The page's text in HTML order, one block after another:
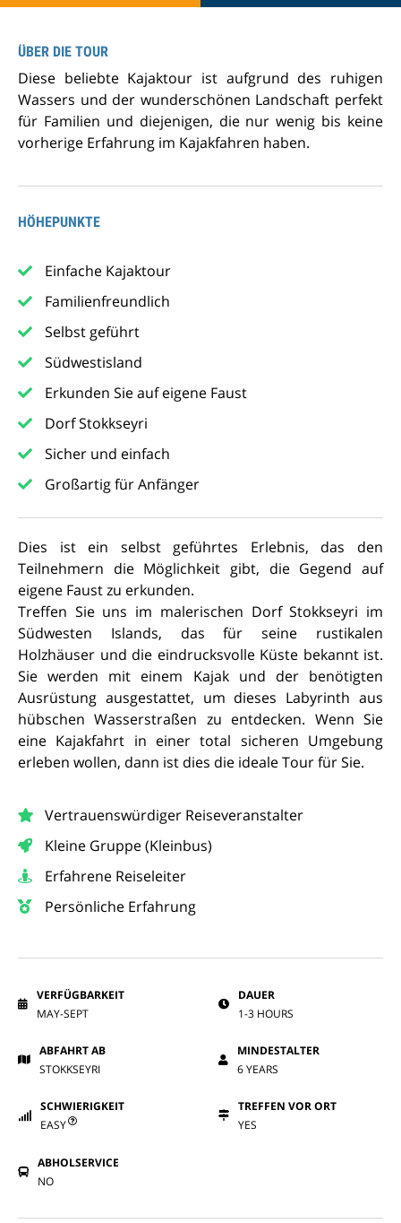
ÜBER DIE TOUR
Diese beliebte Kajaktour ist aufgrund des ruhigen
Wassers und der wunderschönen Landschaft perfekt
für Familien und diejenigen, die nur wenig bis keine
vorherige Erfahrung im Kajakfahren haben.
HÖHEPUNKTE
Einfache Kajaktour
Familienfreundlich
Selbst geführt
Südwestisland
Erkunden Sie auf eigene Faust
Dorf Stokkseyri
Sicher und einfach
Großartig für Anfänger
Dies ist ein selbst geführtes Erlebnis, das den
Teilnehmern die Möglichkeit gibt, die Gegend auf
eigene Faust zu erkunden.
Treffen Sie uns im malerischen Dorf Stokkseyri im
Südwesten Islands, das für seine rustikalen
Holzhäuser und die eindrucksvolle Küste bekannt ist.
Sie werden mit einem Kajak und der benötigten
Ausrüstung ausgestattet, um dieses Labyrinth aus
hübschen Wasserstraßen zu entdecken. Wenn Sie
eine Kajakfahrt in einer total sicheren Umgebung
erleben wollen, dann ist dies die ideale Tour für Sie.
Vertrauenswürdiger Reiseveranstalter
Kleine Gruppe (Kleinbus)
Erfahrene Reiseleiter
Persönliche Erfahrung
VERFÜGBARKEIT
MAY-SEPT
DAUER
1-3 HOURS
ABFAHRT AB
STOKKSEYRI
MINDESTALTER
6 YEARS
SCHWIERIGKEIT
EASY
TREFFEN VOR ORT
YES
ABHOLSERVICE
NO